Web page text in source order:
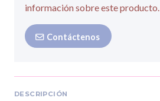
información sobre este producto.
Contáctenos
DESCRIPCIÓN